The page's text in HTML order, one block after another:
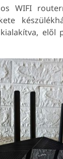
WIFI
elől